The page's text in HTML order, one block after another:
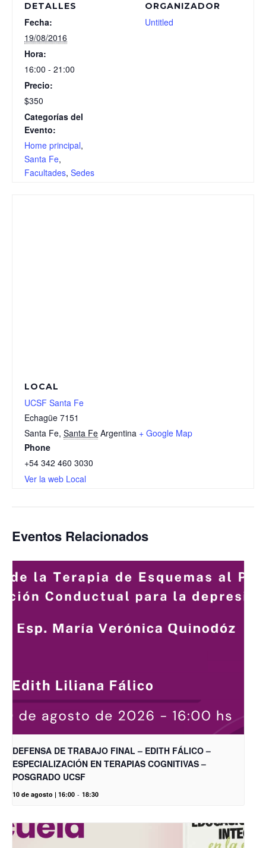
DETALLES
Fecha:
19/08/2016
Hora:
16:00 - 21:00
Precio:
$350
Categorías del
Evento:
Home principal,
Santa Fe,
Facultades, Sedes
ORGANIZADOR
Untitled
LOCAL
UCSF Santa Fe
Echagüe 7151
Santa Fe, Santa Fe Argentina + Google Map
Phone
+54 342 460 3030
Ver la web Local
Eventos Relacionados
DEFENSA DE TRABAJO FINAL – EDITH FÁLICO –
ESPECIALIZACIÓN EN TERAPIAS COGNITIVAS –
POSGRADO UCSF
10 de agosto | 16:00 - 18:30